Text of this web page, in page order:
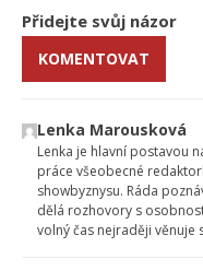
Přidejte svůj názor
KOMENTOVAT
Lenka Marousková
Lenka je hlavní postavou
práce všeobecné
showbyznysu. Ráda
dělá rozhovory s
volný čas nejraději věnuje